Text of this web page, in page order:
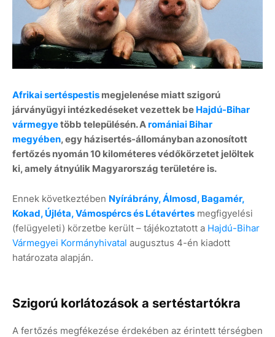
Afrikai sertéspestis megjelenése miatt szigorú
járványügyi intézkedéseket vezettek be Hajdú-Bihar
vármegyetöbb településén. Aromániai Bihar
megyében, egy házisertés-állományban azonosított
fertőzés nyomán 10 kilométeres védőkörzetet jelöltek
ki, amely átnyúlik Magyarország területére is.
Ennek következtében Nyírábrány, Álmosd, Bagamér,
Kokad, Újléta, Vámospércs és Létavértes megfigyelési
(felügyeleti) körzetbe került – tájékoztatott a Hajdú-Bihar
Vármegyei Kormányhivatal augusztus 4-én kiadott
határozata alapján.
Szigorú korlátozások a sertéstartókra
A fertőzés megfékezése érdekében az érintett térségben